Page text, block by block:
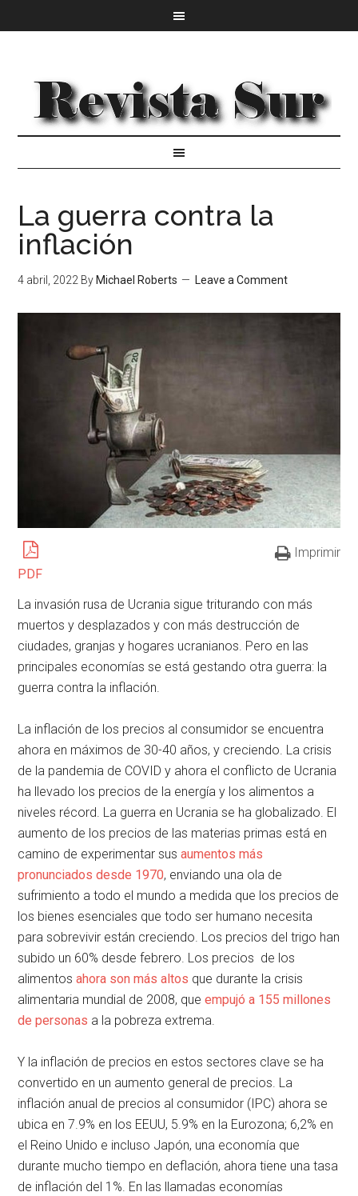
La guerra contra la
inflación
4 abril, 2022 By Michael Roberts Leave a Comment
PDF
Imprimir
La invasión rusa de Ucrania sigue triturando con más
muertos y desplazados y con más destrucción de
ciudades, granjas y hogares ucranianos. Pero en las
principales economías se está gestando otra guerra: la
guerra contra la inflación.
La inflación de los precios al consumidor se encuentra
ahora en máximos de 30-40 años, y creciendo. La crisis
de la pandemia de COVID y ahora el conflicto de Ucrania
ha llevado los precios de la energía y los alimentos a
niveles récord. La guerra en Ucrania se ha globalizado. El
aumento de los precios de las materias primas está en
camino de experimentar susaumentos más
pronunciados desde 1970, enviando una ola de
sufrimiento a todo el mundo a medida que los precios de
los bienes esenciales que todo ser humano necesita
para sobrevivir están creciendo. Los precios del trigo han
subido un 60% desde febrero. Los precios de los
alimentosahora son más altos que durante la crisis
alimentaria mundial de 2008, queempujó a 155 millones
de personas a la pobreza extrema.
Y la inflación de precios en estos sectores clave se ha
convertido en un aumento general de precios. La
inflación anual de precios al consumidor (IPC) ahora se
ubica en 7.9% en los EEUU, 5.9% en la Eurozona; 6,2% en
el Reino Unido e incluso Japón, una economía que
durante mucho tiempo en deflación, ahora tiene una tasa
de inflación del 1%. En las llamadas economías